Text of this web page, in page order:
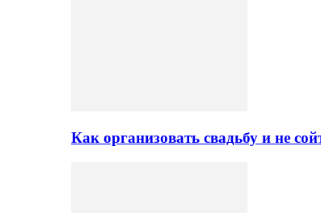
Как организовать свадьбу и не